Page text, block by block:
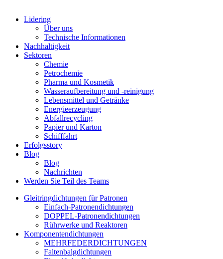
Lidering
Über uns
Technische Informationen
Nachhaltigkeit
Sektoren
Chemie
Petrochemie
Pharma und Kosmetik
Wasseraufbereitung und -reinigung
Lebensmittel und Getränke
Energieerzeugung
Abfallrecycling
Papier und Karton
Schifffahrt
Erfolgsstory
Blog
Blog
Nachrichten
Werden Sie Teil des Teams
Gleitringdichtungen für Patronen
Einfach-Patronendichtungen
DOPPEL-Patronendichtungen
Rührwerke und Reaktoren
Komponentendichtungen
MEHRFEDERDICHTUNGEN
Faltenbalgdichtungen